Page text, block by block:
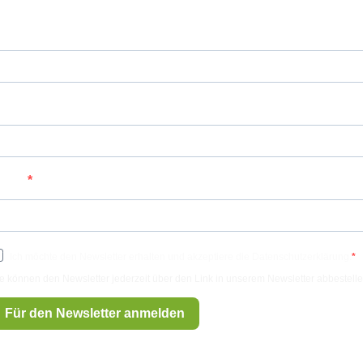
Für den Newsletter anmelden